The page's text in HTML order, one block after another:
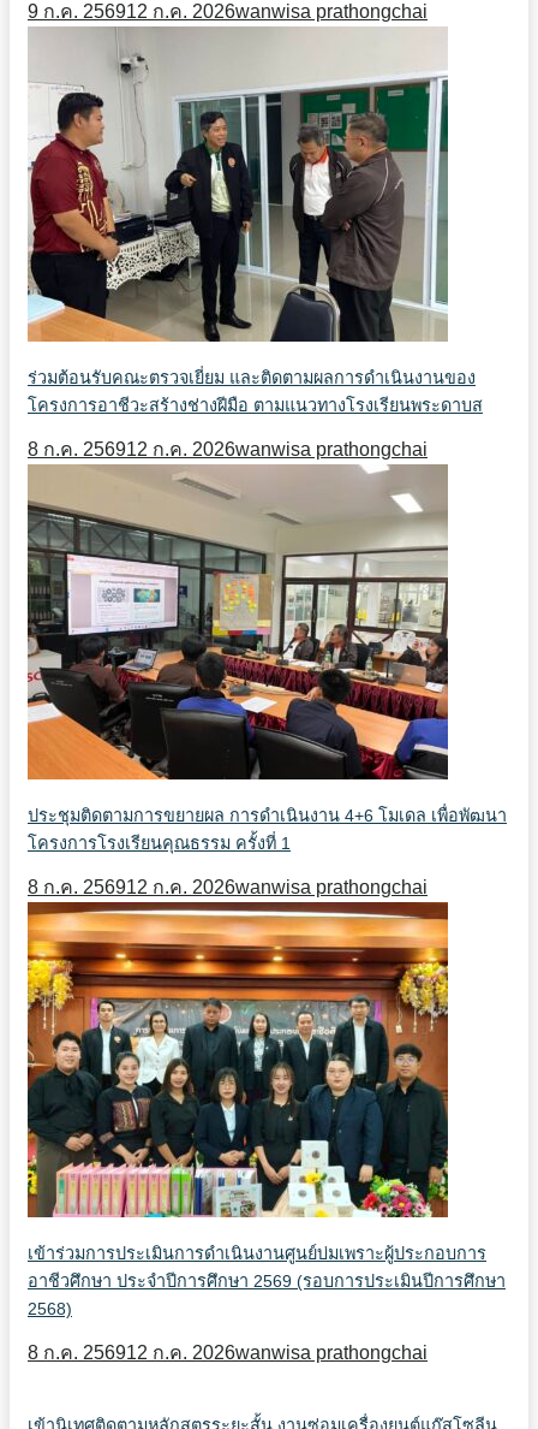
9 ก.ค. 256912 ก.ค. 2026wanwisa prathongchai
ร่วมต้อนรับคณะตรวจเยี่ยม และติดตามผลการดำเนินงานของ
โครงการอาชีวะสร้างช่างฝีมือ ตามแนวทางโรงเรียนพระดาบส
8 ก.ค. 256912 ก.ค. 2026wanwisa prathongchai
ประชุมติดตามการขยายผล การดำเนินงาน 4+6 โมเดล เพื่อพัฒนา
โครงการโรงเรียนคุณธรรม ครั้งที่ 1
8 ก.ค. 256912 ก.ค. 2026wanwisa prathongchai
เข้าร่วมการประเมินการดำเนินงานศูนย์บ่มเพราะผู้ประกอบการ
อาชีวศึกษา ประจำปีการศึกษา 2569 (รอบการประเมินปีการศึกษา
2568)
8 ก.ค. 256912 ก.ค. 2026wanwisa prathongchai